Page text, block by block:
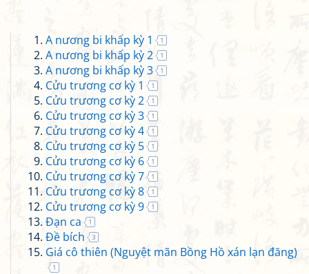
A nương bi khấp kỳ 1 1
A nương bi khấp kỳ 2 1
A nương bi khấp kỳ 3 1
Cửu trương cơ kỳ 1 1
Cửu trương cơ kỳ 2 1
Cửu trương cơ kỳ 3 1
Cửu trương cơ kỳ 4 1
Cửu trương cơ kỳ 5 1
Cửu trương cơ kỳ 6 1
Cửu trương cơ kỳ 7 1
Cửu trương cơ kỳ 8 1
Cửu trương cơ kỳ 9 1
Đạn ca 1
Đề bích 3
Giá cô thiên (Nguyệt mãn Bồng Hồ xán lạn đăng)
1